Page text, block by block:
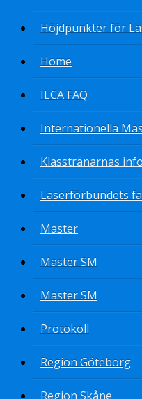
Höjdpunkter för
Home
ILCA FAQ
Internationella
Klasstränarnas info
Laserförbundets
Master
Master SM
Master SM
Protokoll
Region Göteborg
Region Skåne